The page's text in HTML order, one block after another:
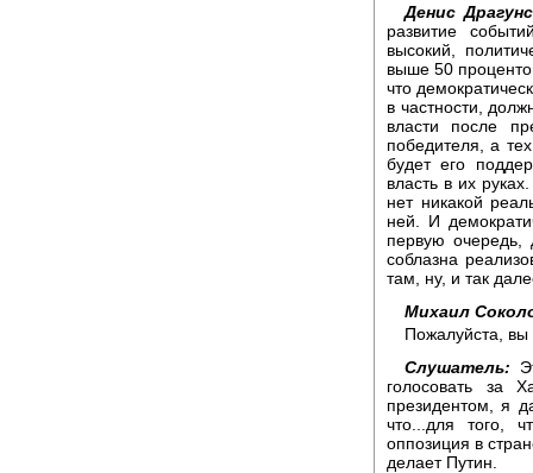
Денис
развитие
высокий,
выше 50
что
в частности,
власти после
победителя, а
будет его
власть в их
нет никакой
ней. И
первую очередь,
соблазна
там, ну, и так
Михаил
Пожалуйста,
Слушатель:
голосовать за
президентом, я
что...для того,
оппозиция в
делает Путин.